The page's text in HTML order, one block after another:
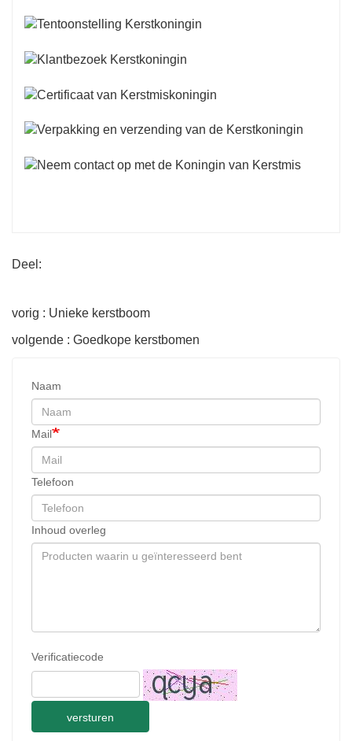
Deel:
vorig : Unieke kerstboom
volgende : Goedkope kerstbomen
Naam
Mail
Telefoon
Inhoud overleg
Verificatiecode
versturen